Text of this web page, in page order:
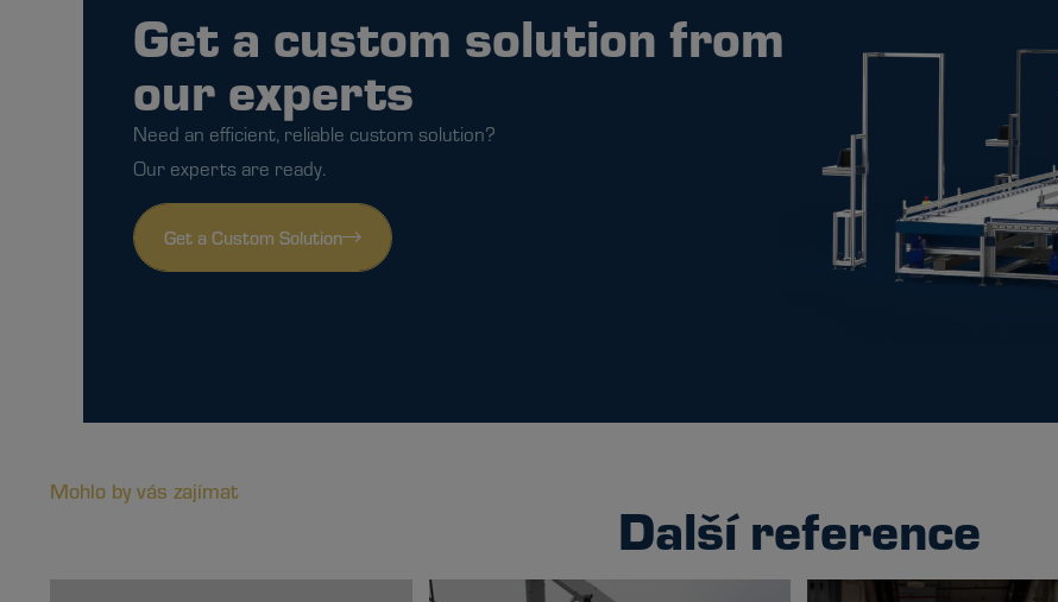
Get a custom solution from
our experts
Need an efficient, reliable custom solution?
Our experts are ready.
Get a Custom Solution
Mohlo by vás zajímat
Další reference